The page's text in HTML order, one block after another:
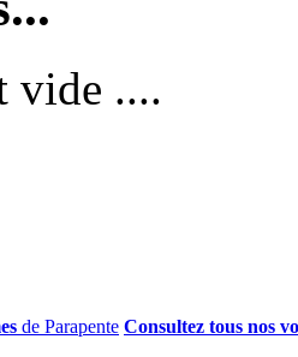
vide ....
de Parapente Consultez tous nos